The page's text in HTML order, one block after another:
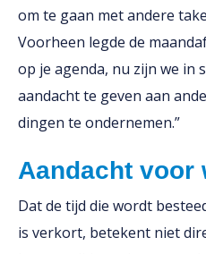
om te gaan met andere
Voorheen legde de
op je agenda, nu zijn we in
aandacht te geven aan
dingen te ondernemen.”
Aandacht voor
Dat de tijd die wordt
is verkort, betekent niet